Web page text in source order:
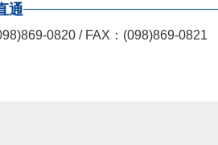
通
0820 / FAX：(098)869-0821